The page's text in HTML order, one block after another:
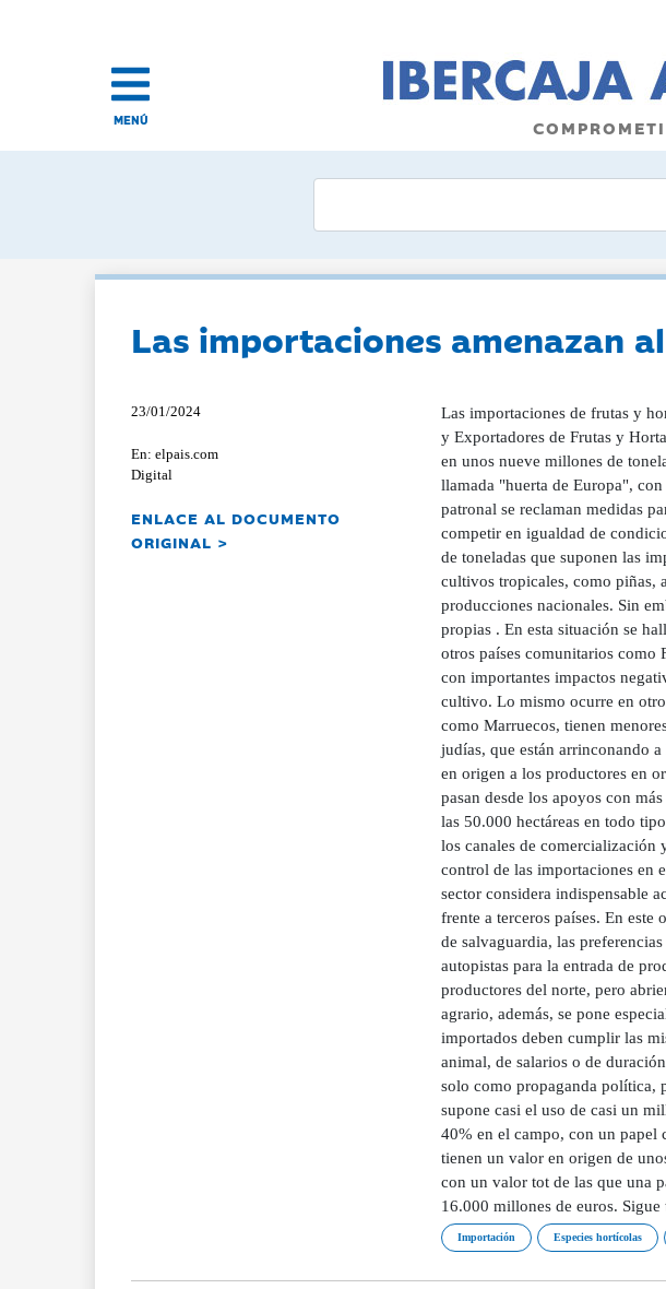
MENÚ
Las importaciones amenazan
23/01/2024
En: elpais.com
Digital
ENLACE AL DOCUMENTO
ORIGINAL >
Las importaciones de frutas y
y Exportadores de Frutas y
en unos nueve millones de
llamada "huerta de Europa",
patronal se reclaman medidas
competir en igualdad de
de toneladas que suponen las
cultivos tropicales, como piñas,
producciones nacionales. Sin
propias . En esta situación se
otros países comunitarios como
con importantes impactos
cultivo. Lo mismo ocurre en
como Marruecos, tienen
judías, que están arrinconando
en origen a los productores en
pasan desde los apoyos con
las 50.000 hectáreas en todo
los canales de comercialización
control de las importaciones en
sector considera indispensable
frente a terceros países. En
de salvaguardia, las
autopistas para la entrada de
productores del norte, pero
agrario, además, se pone
importados deben cumplir las
animal, de salarios o de
solo como propaganda política,
supone casi el uso de casi un
40% en el campo, con un papel
tienen un valor en origen de
con un valor tot de las que una
16.000 millones de euros.
Importación Especies hortícolas